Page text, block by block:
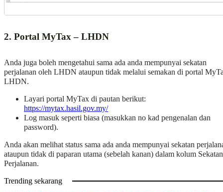
2. Portal MyTax – LHDN
Anda juga boleh mengetahui sama ada anda mempunyai sekatan
perjalanan oleh LHDN ataupun tidak melalui semakan di portal
LHDN.
Layari portal MyTax di pautan berikut:
https://mytax.hasil.gov.my/
Log masuk seperti biasa (masukkan no kad pengenalan dan
password).
Anda akan melihat status sama ada anda mempunyai sekatan
ataupun tidak di paparan utama (sebelah kanan) dalam kolum Sekatan
Perjalanan.
Trending sekarang